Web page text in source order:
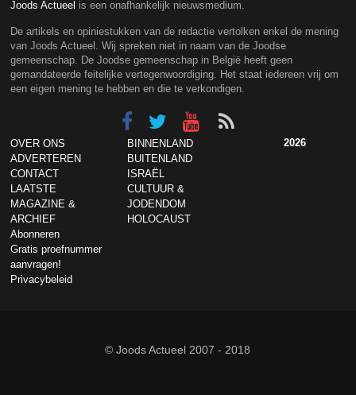
Joods Actueel is een onafhankelijk nieuwsmedium.
De artikels en opiniestukken van de redactie vertolken enkel de mening
van Joods Actueel. Wij spreken niet in naam van de Joodse
gemeenschap. De Joodse gemeenschap in België heeft geen
gemandateerde feitelijke vertegenwoordiging. Het staat iedereen vrij om
een eigen mening te hebben en die te verkondigen.
OVER ONS
ADVERTEREN
CONTACT
LAATSTE
MAGAZINE &
ARCHIEF
Abonneren
Gratis proefnummer
aanvragen!
Privacybeleid
BINNENLAND
BUITENLAND
ISRAËL
CULTUUR &
JODENDOM
HOLOCAUST
2026
© Joods Actueel 2007 - 2018